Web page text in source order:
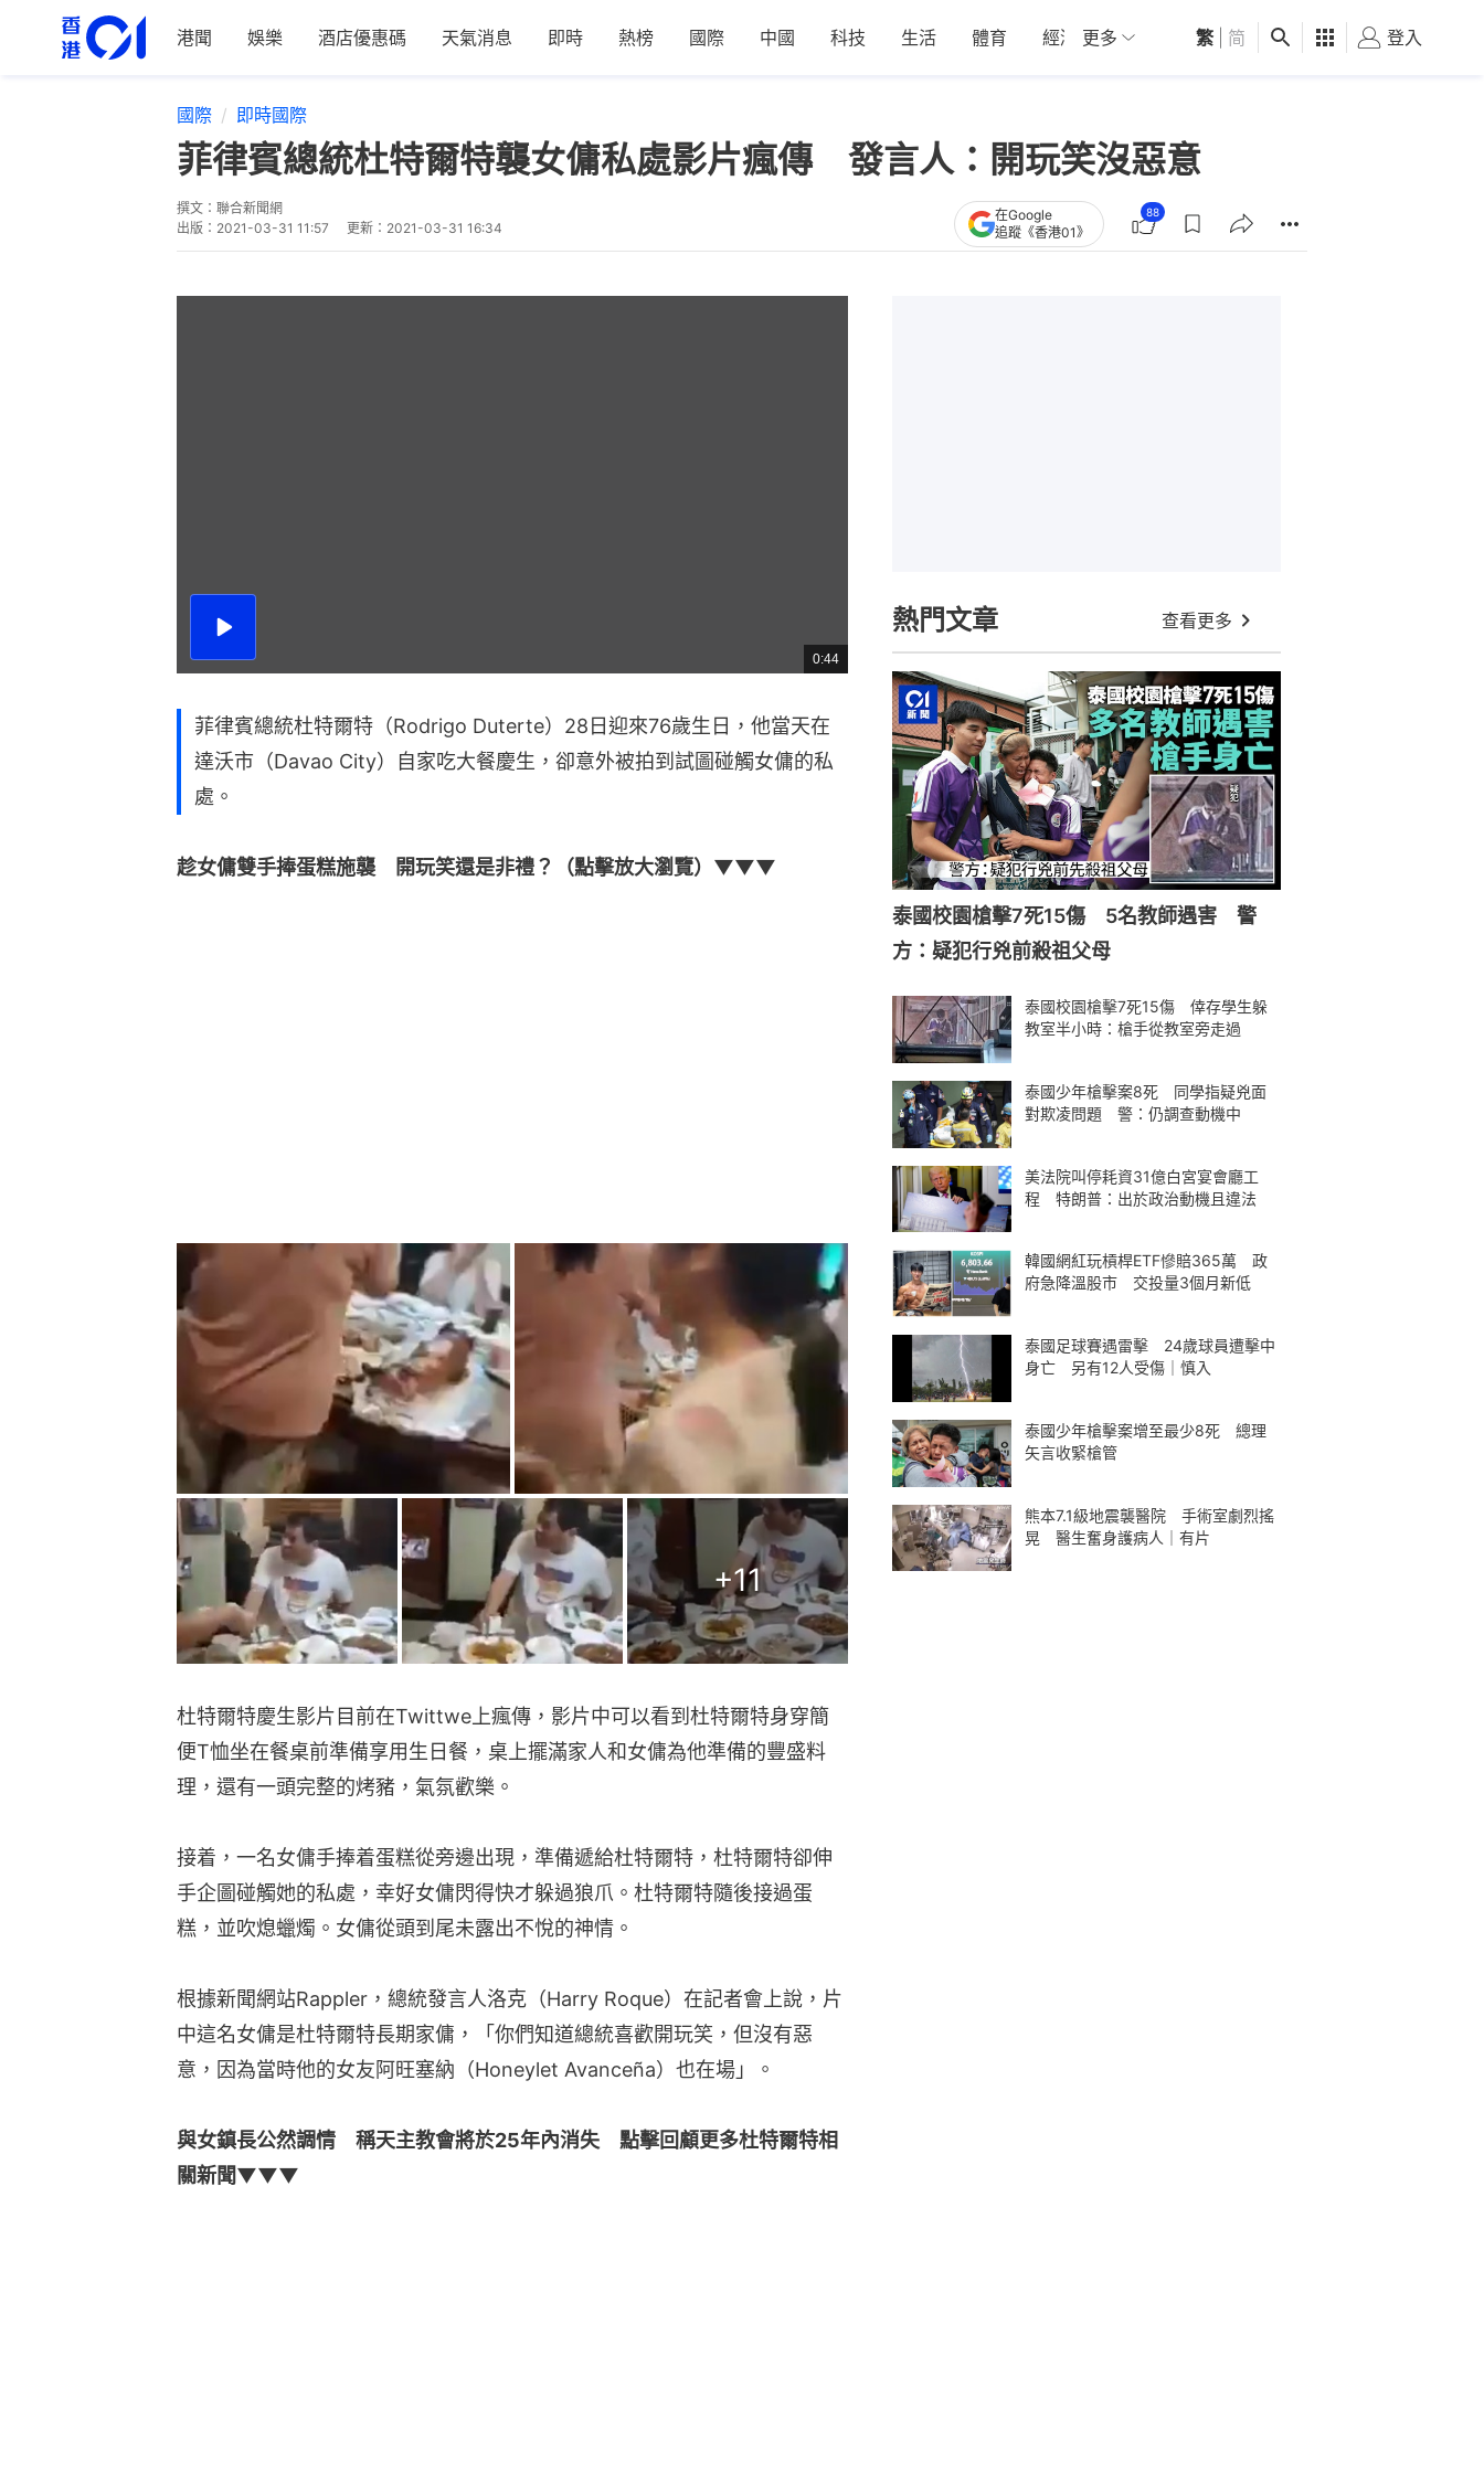
港聞 娛樂 酒店優惠碼 天氣消息 即時 熱榜 國際 中國 科技 生活 體育 經濟 01深圳 觀點 健康 好食玩飛
更多 繁 简 登入
國際 即時國際
菲律賓總統杜特爾特襲女傭私處影片瘋傳 發言人：開玩笑沒惡意
撰文： 聯合新聞網
出版： 2021-03-31 11:57 更新： 2021-03-31 16:34
在Google
追蹤《香港01》
88
播
總
共
0:44
菲律賓總統杜特爾特（Rodrigo Duterte）28日迎來76歲生日，他當天在
達沃市（Davao City）自家吃大餐慶生，卻意外被拍到試圖碰觸女傭的私
處。
趁女傭雙手捧蛋糕施襲　開玩笑還是非禮？（點擊放大瀏覽）▼▼▼
+11
杜特爾特慶生影片目前在Twittwe上瘋傳，影片中可以看到杜特爾特身穿簡
便T恤坐在餐桌前準備享用生日餐，桌上擺滿家人和女傭為他準備的豐盛料
理，還有一頭完整的烤豬，氣氛歡樂。
接着，一名女傭手捧着蛋糕從旁邊出現，準備遞給杜特爾特，杜特爾特卻伸
手企圖碰觸她的私處，幸好女傭閃得快才躲過狼爪。杜特爾特隨後接過蛋
糕，並吹熄蠟燭。女傭從頭到尾未露出不悅的神情。
根據新聞網站Rappler，總統發言人洛克（Harry Roque）在記者會上說，片
中這名女傭是杜特爾特長期家傭，「你們知道總統喜歡開玩笑，但沒有惡
意，因為當時他的女友阿旺塞納（Honeylet Avanceña）也在場」。
與女鎮長公然調情　稱天主教會將於25年內消失　點擊回顧更多杜特爾特相
關新聞▼▼▼
熱門文章 查看更多
泰國校園槍擊7死15傷 5名教師遇害 警
方：疑犯行兇前殺祖父母
泰國校園槍擊7死15傷 倖存學生躲
教室半小時：槍手從教室旁走過
泰國少年槍擊案8死 同學指疑兇面
對欺凌問題 警：仍調查動機中
美法院叫停耗資31億白宮宴會廳工
程 特朗普：出於政治動機且違法
韓國網紅玩槓桿ETF慘賠365萬 政
府急降溫股市 交投量3個月新低
泰國足球賽遇雷擊 24歲球員遭擊中
身亡 另有12人受傷｜慎入
泰國少年槍擊案增至最少8死 總理
矢言收緊槍管
熊本7.1級地震襲醫院 手術室劇烈搖
晃 醫生奮身護病人｜有片